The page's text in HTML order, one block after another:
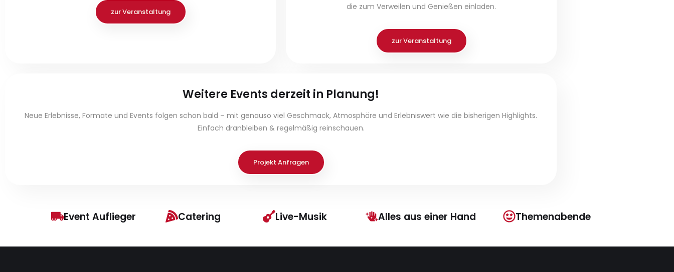
zur Veranstaltung
die zum Verweilen und Genießen einladen.
zur Veranstaltung
Weitere Events derzeit in Planung!
Neue Erlebnisse, Formate und Events folgen schon bald – mit genauso viel Geschmack, Atmosphäre und Erlebniswert wie die bisherigen Highlights.
Einfach dranbleiben & regelmäßig reinschauen.
Projekt Anfragen
Event Auflieger Catering Live-Musik Alles aus einer Hand Themenabende